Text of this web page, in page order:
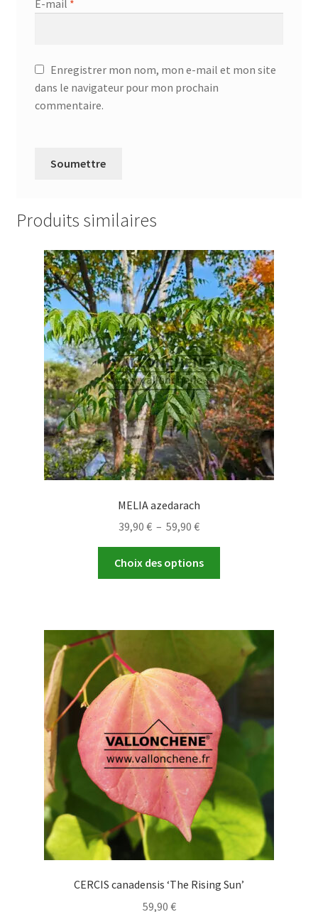
E-mail *
Enregistrer mon nom, mon e-mail et mon site
dans le navigateur pour mon prochain
commentaire.
Produits similaires
MELIA azedarach
39,90 € – 59,90 €Plage
de
prix :
39,90 €
Choix des options
options
peuvent
être
choisies
sur
page
produit
CERCIS canadensis ‘The Rising Sun’
59,90 €